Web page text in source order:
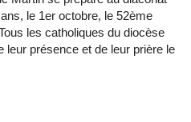
le 1er octobre, le 52ème
les catholiques du diocèse
leur présence et de leur prière le